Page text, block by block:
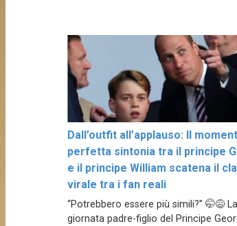
Dall’outfit all’applauso: Il
perfetta sintonia tra il principe
e il principe William scatena il
virale tra i fan reali
“Potrebbero essere più simili?” 🤭😅 La
giornata padre-figlio del Principe